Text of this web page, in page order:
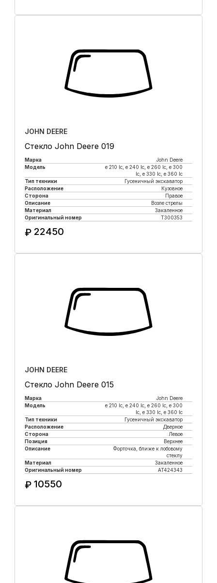
JOHN DEERE
Стекло John Deere 019
Марка
John Deere
Модель
e 210 lc, е 240 lc, e 260 lc, e 300
lc, e 330 lc, e 360 lc
Тип техники
Гусеничный экскаватор
Расположение
Кузовное
Сторона
Правое
Описание
Возле стрелы
Материал
Закаленное
Оригинальный номер
T300353
₽ 22450
JOHN DEERE
Стекло John Deere 015
Марка
John Deere
Модель
e 210 lc, е 240 lc, e 260 lc, e 300
lc, e 330 lc, e 360 lc
Тип техники
Гусеничный экскаватор
Расположение
Дверное
Сторона
Левое
Позиция
Верхнее
Описание
Форточка, ближе к лобовому
стеклу
Материал
Закаленное
Оригинальный номер
AT424343
₽ 10550